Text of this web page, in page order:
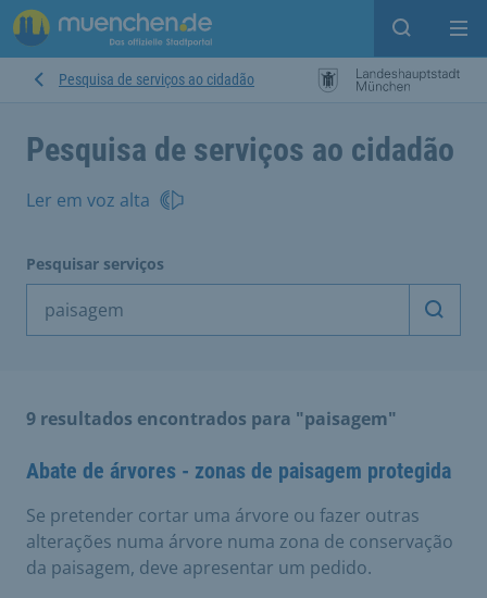
Open
Pesquisa de serviços ao cidadão
Pesquisa de serviços ao cidadão
Ler em voz alta
Pesquisar serviços
9 resultados encontrados para "paisagem"
Abate de árvores - zonas de paisagem protegida
Se pretender cortar uma árvore ou fazer outras
alterações numa árvore numa zona de conservação
da paisagem, deve apresentar um pedido.